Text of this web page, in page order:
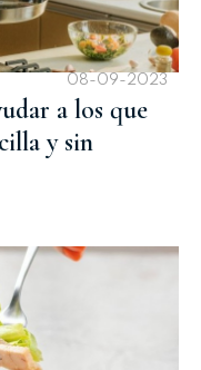
08-09-2023
a los que
y sin